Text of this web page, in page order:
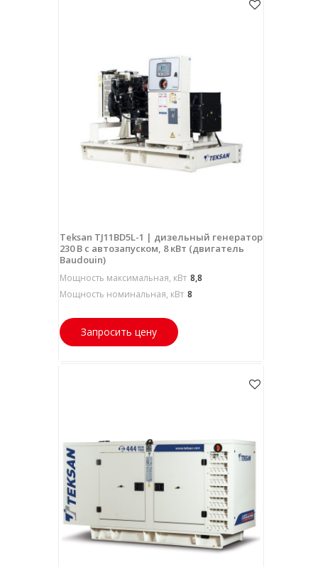
Teksan TJ11BD5L-1 | дизельный генератор
230 В с автозапуском, 8 кВт (двигатель
Baudouin)
Мощность максимальная, кВт 8,8
Мощность номинальная, кВт 8
Запросить цену